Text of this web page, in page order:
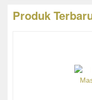
Produk